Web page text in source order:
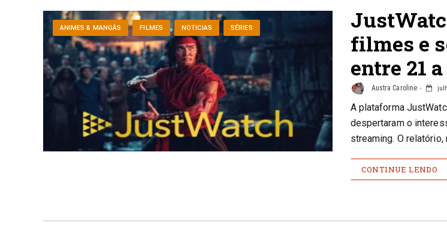
ANIMES & MANGÁS FILMES NOTICIAS SÉRIES
filmes e
entre 21
Austra Caroline
A plataforma
despertaram o
streaming. O
CONTINUE LENDO